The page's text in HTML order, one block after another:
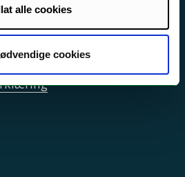
alle cookies
cookies
og personvern